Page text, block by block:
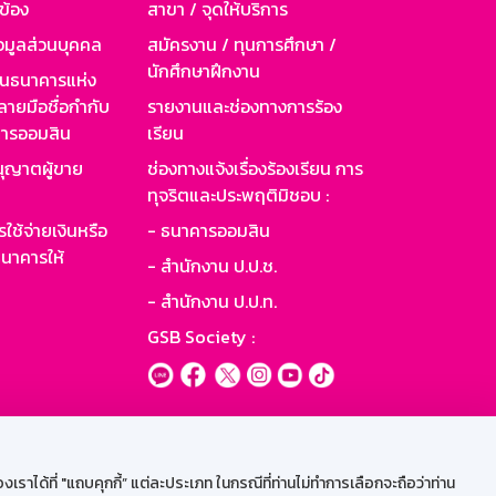
ได้ที่ "แถบคุกกี้” แต่ละประเภท ในกรณีที่ท่านไม่ทำการเลือกจะถือว่าท่าน
อง
มูลส่วนบุคคล
นาคารแห่ง
ายมือชื่อกำกับ
รออมสิน
ญาตผู้ขาย
ช้จ่ายเงินหรือ
คารให้
สาขา / จุดให้บริการ
สมัครงาน / ทุนการศึกษา /
นักศึกษาฝึกงาน
รายงานและช่องทางการร้อง
เรียน
ช่องทางแจ้งเรื่องร้องเรียน การ
ทุจริตและประพฤติมิชอบ :
- ธนาคารออมสิน
- สำนักงาน ป.ป.ช.
- สำนักงาน ป.ป.ท.
GSB Society :